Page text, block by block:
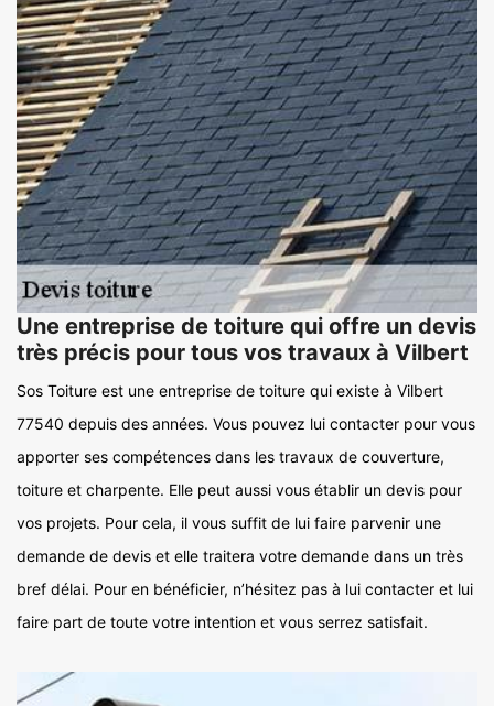
Une entreprise de toiture qui offre un devis
très précis pour tous vos travaux à Vilbert
Sos Toiture est une entreprise de toiture qui existe à Vilbert
77540 depuis des années. Vous pouvez lui contacter pour vous
apporter ses compétences dans les travaux de couverture,
toiture et charpente. Elle peut aussi vous établir un devis pour
vos projets. Pour cela, il vous suffit de lui faire parvenir une
demande de devis et elle traitera votre demande dans un très
bref délai. Pour en bénéficier, n’hésitez pas à lui contacter et lui
faire part de toute votre intention et vous serrez satisfait.